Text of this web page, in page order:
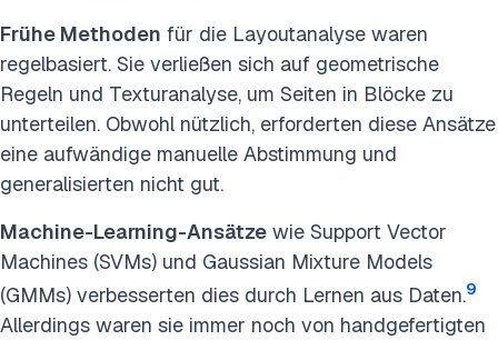
Frühe Methoden für die Layoutanalyse waren
regelbasiert. Sie verließen sich auf geometrische
Regeln und Texturanalyse, um Seiten in Blöcke zu
unterteilen. Obwohl nützlich, erforderten diese Ansätze
eine aufwändige manuelle Abstimmung und
generalisierten nicht gut.
Machine-Learning-Ansätze wie Support Vector
Machines (SVMs) und Gaussian Mixture Models
(GMMs) verbesserten dies durch Lernen aus Daten.9
Allerdings waren sie immer noch von handgefertigten